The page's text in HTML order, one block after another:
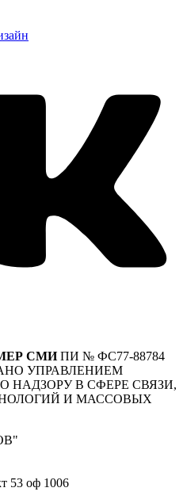
СМИПИ № ФС77-88784
УПРАВЛЕНИЕМ
НАДЗОРУ В СФЕРЕ СВЯЗИ,
И МАССОВЫХ
53 оф 1006